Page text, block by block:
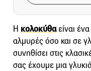
Η κολοκύθαείναι
αλμυρές όσο και σε
συνηθίσει στις
σας έχουμε μια